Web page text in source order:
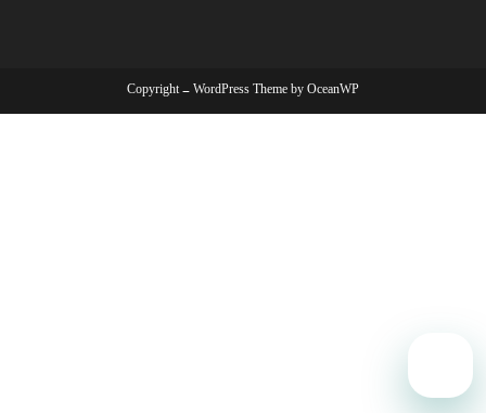
Copyright - WordPress Theme by OceanWP